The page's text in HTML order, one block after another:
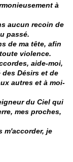
à
aucun recoin de
passé.
de ma tête, afin
violence.
aide-moi,
des Désirs et de
autres et à moi-
du Ciel qui
mes proches,
m'accorder, je